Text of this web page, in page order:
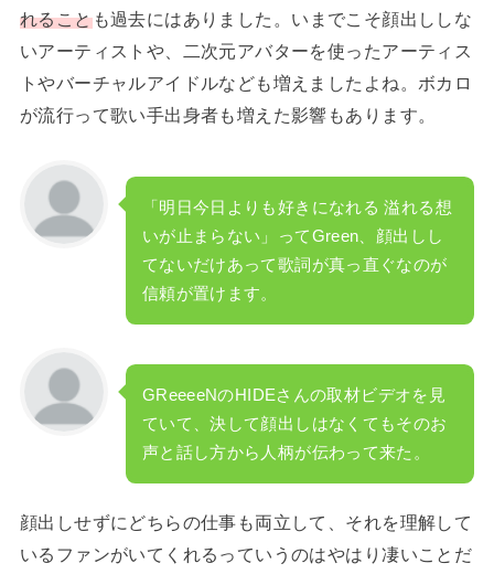
れることも過去にはありました。いまでこそ顔出ししな
いアーティストや、二次元アバターを使ったアーティス
トやバーチャルアイドルなども増えましたよね。ボカロ
が流行って歌い手出身者も増えた影響もあります。
「明日今日よりも好きになれる 溢れる想
いが止まらない」ってGreen、顔出しし
てないだけあって歌詞が真っ直ぐなのが
信頼が置けます。
GReeeeNのHIDEさんの取材ビデオを見
ていて、決して顔出しはなくてもそのお
声と話し方から人柄が伝わって来た。
顔出しせずにどちらの仕事も両立して、それを理解して
いるファンがいてくれるっていうのはやはり凄いことだ